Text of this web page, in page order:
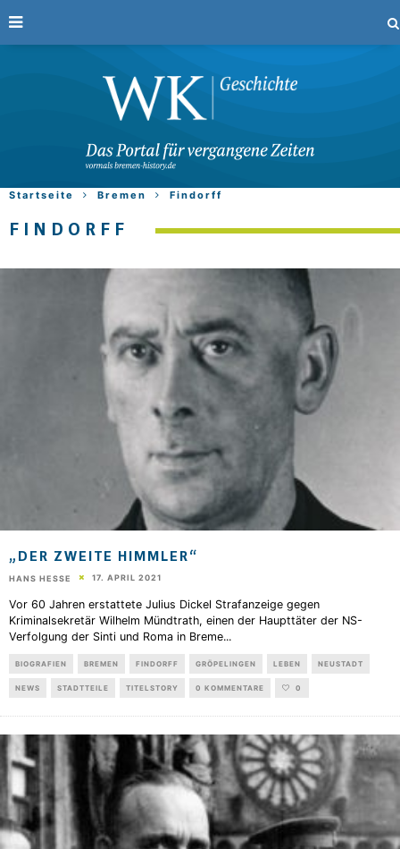
Startseite Bremen Findorff
FINDORFF
„DER ZWEITE HIMMLER“
HANS HESSE 17. APRIL 2021
Vor 60 Jahren erstattete Julius Dickel Strafanzeige gegen
Kriminalsekretär Wilhelm Mündtrath, einen der Haupttäter der NS-
Verfolgung der Sinti und Roma in Breme...
BIOGRAFIEN BREMEN FINDORFF GRÖPELINGEN LEBEN NEUSTADT
NEWS STADTTEILE TITELSTORY 0 KOMMENTARE 0